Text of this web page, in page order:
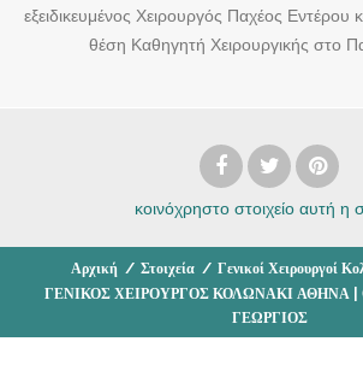
εξειδικευμένος Χειρουργός Παχέος Εντέρου
θέση Καθηγητή Χειρουργικής στο
κοινόχρηστο στοιχείο αυτή η
Αρχική / Στοιχεία / Γενικοί Χειρουργοί
ΓΕΝΙΚΟΣ ΧΕΙΡΟΥΡΓΟΣ ΚΟΛΩΝΑΚΙ ΑΘΗΝΑ
ΓΕΩΡΓΙΟΣ